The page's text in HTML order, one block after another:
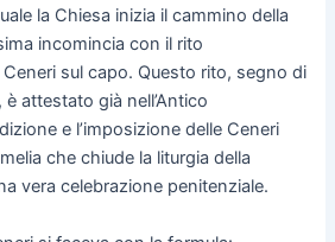
la Chiesa inizia il cammino della
incomincia con il rito
Ceneri sul capo. Questo rito, segno di
attestato già nell’Antico
e l’imposizione delle Ceneri
che chiude la liturgia della
vera celebrazione penitenziale.